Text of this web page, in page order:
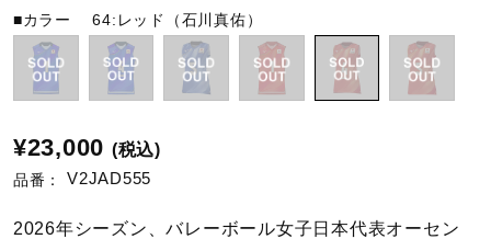
テニス／ソフトテニス
バドミントン
陸上競技
■カラー64:レッド（石川真佑）
¥23,000 (税込)
品番： V2JAD555
2026年シーズン、バレーボール女子日本代表オーセン